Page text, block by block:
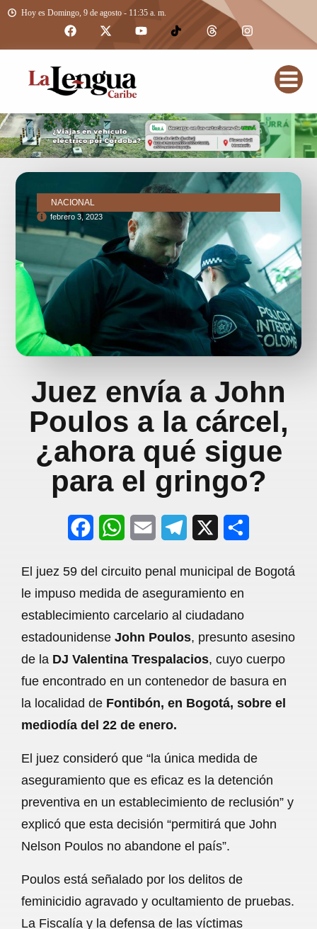
Hoy es Domingo, 9 de agosto - 11:35 a. m.
NACIONAL
febrero 3, 2023
Juez envía a John
Poulos a la cárcel,
¿ahora qué sigue
para el gringo?
c
o
o
k
W
a
A
p
p
a l
r
a
m
a
El juez 59 del circuito penal municipal de Bogotá
le impuso medida de aseguramiento en
establecimiento carcelario al ciudadano
estadounidense John Poulos, presunto asesino
de la DJ Valentina Trespalacios, cuyo cuerpo
fue encontrado en un contenedor de basura en
la localidad de Fontibón, en Bogotá, sobre el
mediodía del 22 de enero.
El juez consideró que “la única medida de
aseguramiento que es eficaz es la detención
preventiva en un establecimiento de reclusión” y
explicó que esta decisión “permitirá que John
Nelson Poulos no abandone el país”.
Poulos está señalado por los delitos de
feminicidio agravado y ocultamiento de pruebas.
La Fiscalía y la defensa de las víctimas